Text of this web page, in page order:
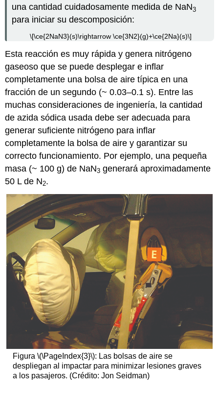
una cantidad cuidadosamente medida de NaN3
para iniciar su descomposición:
\[\ce{2NaN3}(s)\rightarrow \ce{3N2}(g)+\ce{2Na}(s)\]
Esta reacción es muy rápida y genera nitrógeno
gaseoso que se puede desplegar e inflar
completamente una bolsa de aire típica en una
fracción de un segundo (~ 0.03–0.1 s). Entre las
muchas consideraciones de ingeniería, la cantidad
de azida sódica usada debe ser adecuada para
generar suficiente nitrógeno para inflar
completamente la bolsa de aire y garantizar su
correcto funcionamiento. Por ejemplo, una pequeña
masa (~ 100 g) de NaN3 generará aproximadamente
50 L de N2.
Figura \(\PageIndex{3}\): Las bolsas de aire se
despliegan al impactar para minimizar lesiones graves
a los pasajeros. (Crédito: Jon Seidman)